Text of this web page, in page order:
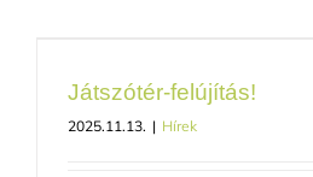
Játszótér-felújítás!
2025.11.13. | Hírek